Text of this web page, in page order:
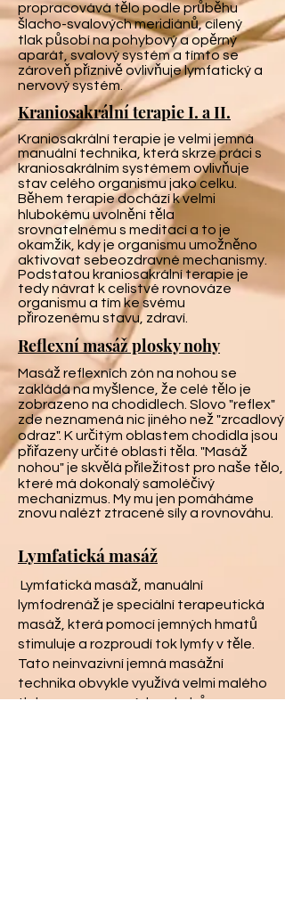
propracovává tělo podle průběhu
šlacho-svalových meridiánů, cílený
tlak působí na pohybový a opěrný
aparát, svalový systém a tímto se
zároveň příznivě ovlivňuje lymfatický a
nervový systém.
Kraniosakrální terapie I. a II.
Kraniosakrální terapie je velmi jemná
manuální technika, která skrze práci s
kraniosakrálním systémem ovlivňuje
stav celého organismu jako celku.
Během terapie dochází k velmi
hlubokému uvolnění těla
srovnatelnému s meditací a to je
okamžik, kdy je organismu umožněno
aktivovat sebeozdravné mechanismy.
Podstatou kraniosakrální terapie je
tedy návrat k celistvé rovnováze
organismu a tím ke svému
přirozenému stavu, zdraví.
Reflexní masáž plosky nohy
Masáž reflexních zón na nohou se
zakládá na myšlence, že celé tělo je
zobrazeno na chodidlech. Slovo "reflex"
zde neznamená nic jiného než "zrcadlový
odraz". K určitým oblastem chodidla jsou
přiřazeny určité oblasti těla. "Masáž
nohou" je skvělá příležitost pro naše tělo,
které má dokonalý samoléčivý
mechanizmus. My mu jen pomáháme
znovu nalézt ztracené síly a rovnováhu.
Lymfatická masáž
Lymfatická masáž, manuální
lymfodrenáž je speciální terapeutická
masáž, která pomocí jemných hmatů
stimuluje a rozproudí tok lymfy v těle.
Tato neinvazivní jemná masážní
technika obvykle využívá velmi malého
tlaku a pumpovacích pohybů,